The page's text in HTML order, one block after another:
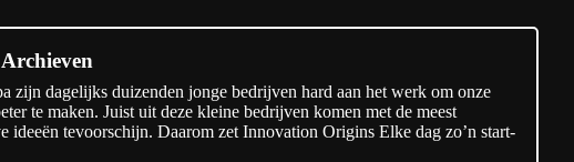
zijn dagelijks duizenden jonge bedrijven hard aan het werk om onze
te maken. Juist uit deze kleine bedrijven komen met de meest
ideeën tevoorschijn. Daarom zet Innovation Origins Elke dag zo’n start-